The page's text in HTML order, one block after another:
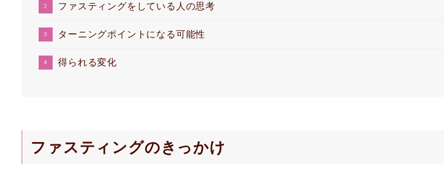
ファスティングをしている人の思考
ターニングポイントになる可能性
得られる変化
ファスティングのきっかけ